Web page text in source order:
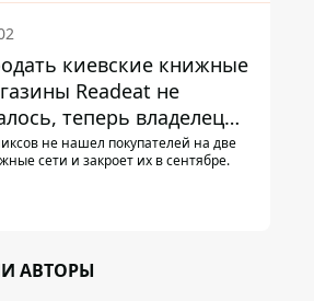
киевские книжные
Readeat не
теперь владелец
закроет
не нашел покупателей на две
сети и закроет их в сентябре.
АВТОРЫ